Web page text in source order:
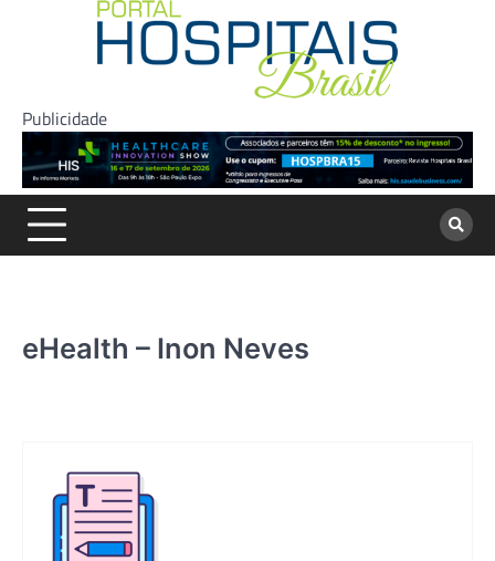
Publicidade
eHealth – Inon Neves